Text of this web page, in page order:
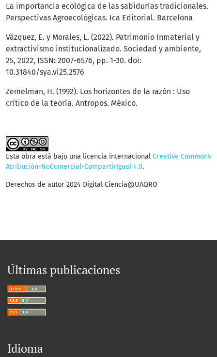
La importancia ecológica de las sabidurías tradicionales.
Perspectivas Agroecológicas. Ica Editorial. Barcelona
Vázquez, E. y Morales, L. (2022). Patrimonio Inmaterial y
extractivismo institucionalizado. Sociedad y ambiente,
25, 2022, ISSN: 2007-6576, pp. 1-30. doi:
10.31840/sya.vi25.2576
Zemelman, H. (1992). Los horizontes de la razón : Uso
crítico de la teoría. Antropos. México.
Esta obra está bajo una licencia internacional Creative Commons
Atribución-NoComercial-CompartirIgual 4.0.
Derechos de autor 2024 Digital Ciencia@UAQRO
Últimas publicaciones
Idioma